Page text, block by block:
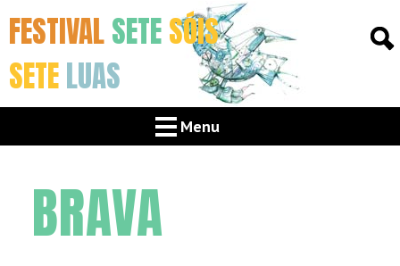
FESTIVALSETESÓIS
SETELUAS
Menu
BRAVA